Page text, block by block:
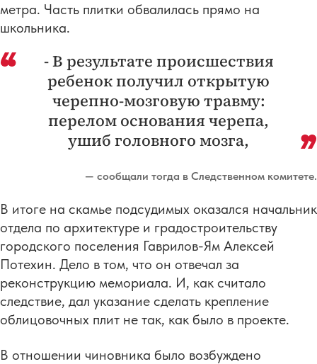
метра. Часть плитки обвалилась прямо на
школьника.
- В результате происшествия
ребенок получил открытую
черепно-мозговую травму:
перелом основания черепа,
ушиб головного мозга,
— сообщали тогда в Следственном комитете.
В итоге на скамье подсудимых оказался начальник
отдела по архитектуре и градостроительству
городского поселения Гаврилов-Ям Алексей
Потехин. Дело в том, что он отвечал за
реконструкцию мемориала. И, как считало
следствие, дал указание сделать крепление
облицовочных плит не так, как было в проекте.
В отношении чиновника было возбуждено